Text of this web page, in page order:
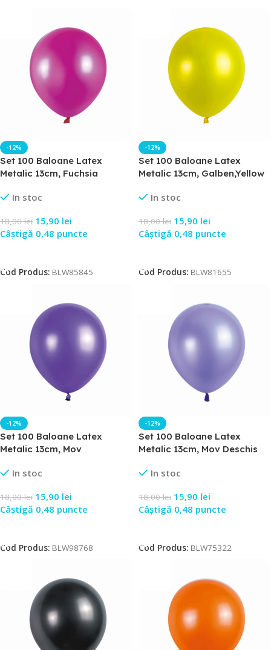
-12%
Set 100 Baloane Latex
Metalic 13cm, Fuchsia
In stoc
18,00lei 15,90 lei
Câștigă 0,48 puncte
Cod Produs: BLW85845
-12%
Set 100 Baloane Latex
Metalic 13cm, Galben,Yellow
In stoc
18,00lei 15,90 lei
Câștigă 0,48 puncte
Cod Produs: BLW81655
-12%
Set 100 Baloane Latex
Metalic 13cm, Mov
In stoc
18,00lei 15,90 lei
Câștigă 0,48 puncte
Cod Produs: BLW98768
-12%
Set 100 Baloane Latex
Metalic 13cm, Mov Deschis
In stoc
18,00lei 15,90 lei
Câștigă 0,48 puncte
Cod Produs: BLW75322